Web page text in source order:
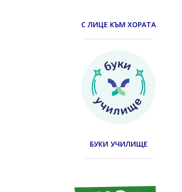
С ЛИЦЕ КЪМ ХОРАТА
БУКИ УЧИЛИЩЕ